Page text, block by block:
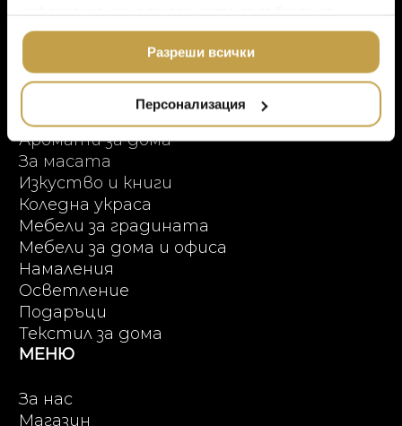
ползването от Ваша страна на услугите им.
Разреши всички
Персонализация
Онлайн пазаруване
ПРОДУКТОВИ КАТЕГОРИИ
Висок клас мебели
Аксесоари за интериора
Аромати за дома
За масата
Изкуство и книги
Коледна украса
Мебели за градината
Мебели за дома и офиса
Намаления
Осветление
Подаръци
Текстил за дома
МЕНЮ
За нас
Магазин
МЕБЕЛИ
ПОДАРЪЦИ
DOLCE & GABBANA
ETHNICRAFT
ZUIVER
DUTCHBONE